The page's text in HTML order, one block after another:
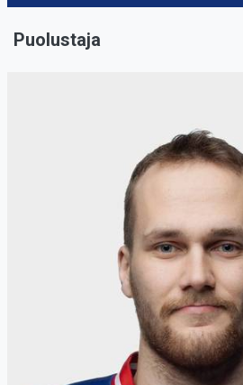
Puolustaja